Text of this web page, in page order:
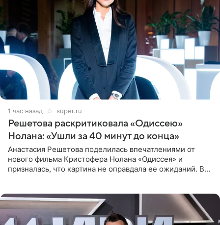
1 час назад super.ru
Решетова раскритиковала «Одиссею»
Нолана: «Ушли за 40 минут до конца»
Анастасия Решетова поделилась впечатлениями от
нового фильма Кристофера Нолана «Одиссея» и
призналась, что картина не оправдала ее ожиданий. В